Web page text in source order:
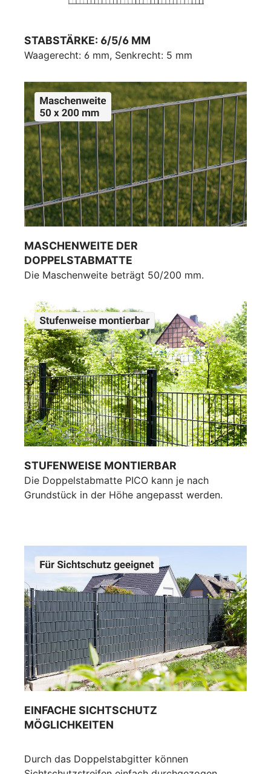
STABSTÄRKE: 6/5/6 MM
Waagerecht: 6 mm, Senkrecht: 5 mm
MASCHENWEITE DER
DOPPELSTABMATTE
Die Maschenweite beträgt 50/200 mm.
STUFENWEISE MONTIERBAR
Die Doppelstabmatte PICO kann je nach
Grundstück in der Höhe angepasst werden.
EINFACHE SICHTSCHUTZ
MÖGLICHKEITEN
Durch das Doppelstabgitter können